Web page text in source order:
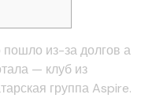
пошло из-за долгов а
— клуб из
группа Aspire.